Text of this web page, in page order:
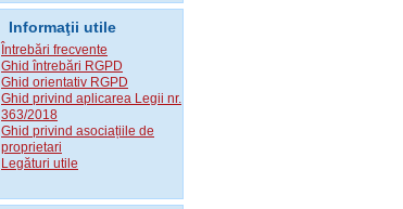
Informaţii utile
Întrebări frecvente
Ghid întrebări RGPD
Ghid orientativ RGPD
Ghid privind aplicarea Legii nr.
363/2018
Ghid privind asociațiile de
proprietari
Legături utile